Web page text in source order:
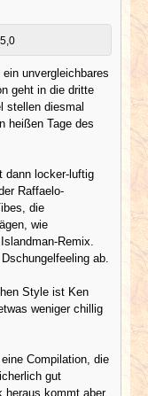
5,0
unvergleichbares
geht in die dritte
stellen diesmal
heißen Tage des
dann locker-luftig
Raffaelo-
die
wie
Remix.
ab.
Style ist Ken
weniger chillig
Compilation, die
gut
heraus kommt aber